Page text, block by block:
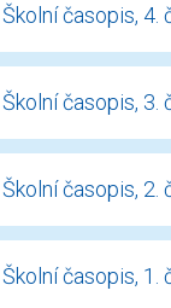
Školní časopis, 4.
Školní časopis, 3.
Školní časopis, 2.
Školní časopis, 1.